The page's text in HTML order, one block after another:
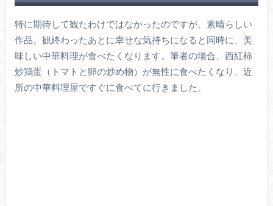
特に期待して観たわけではなかったのですが、素晴らしい
作品。観終わったあとに幸せな気持ちになると同時に、美
味しい中華料理が食べたくなります。筆者の場合、西紅柿
炒鶏蛋（トマトと卵の炒め物）が無性に食べたくなり、近
所の中華料理屋ですぐに食べてに行きました。